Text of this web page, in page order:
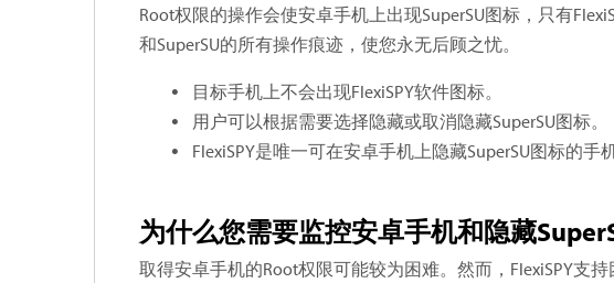
Root权限的操作会使安卓手机上出现SuperSU图标，只有
和SuperSU的所有操作痕迹，使您永无后顾之忧。
目标手机上不会出现FlexiSPY软件图标。
用户可以根据需要选择隐藏或取消隐藏SuperSU图标。
FlexiSPY是唯一可在安卓手机上隐藏SuperSU图标的手
为什么您需要监控安卓手机和隐藏
取得安卓手机的Root权限可能较为困难。然而，FlexiSPY支